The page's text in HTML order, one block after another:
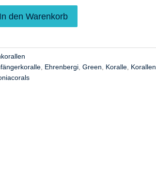
In den Warenkorb
n
Ehrenbergi ,Green Koralle Korallen